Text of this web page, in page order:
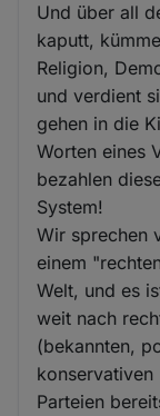
Und über all
kaputt,
Religion,
und verdient
gehen in die
Worten eines
bezahlen
System!
Wir sprechen
einem
Welt, und es
weit nach
(bekannten,
konservativen
Parteien